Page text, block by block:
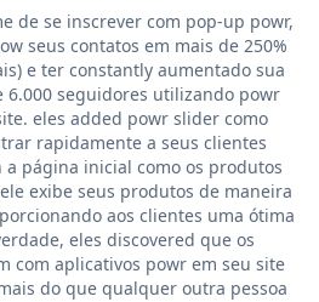
de se inscrever com pop-up powr,
seus contatos em mais de 250%
e ter constantly aumentado sua
6.000 seguidores utilizando powr
eles added powr slider como
rapidamente a seus clientes
página inicial como os produtos
exibe seus produtos de maneira
aos clientes uma ótima
eles discovered que os
com aplicativos powr em seu site
do que qualquer outra pessoa